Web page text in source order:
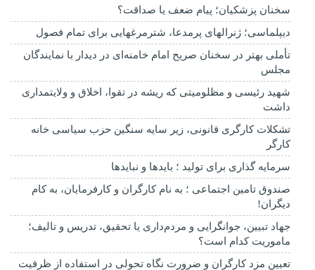
سخنان پزشکیان؛ پیام ضعف یا صداقت؟
دیپلماسی؛ ژنرالهای پرمدعا، شترمرغهایی برای تمام فصول
تأملی بهتر در سخنان صریح امام خامنه‌ای در دیدار با نمایندگان
مجلس
شهید رئیسی و مظلومیتی که ریشه در تقوا، اخلاق و ولایتمداری
داشت
تشکلات کارگری قانونی، زیر سایه سنگین حزب سیاسی خانه
کارگر
سرمایه گذاری برای تولید ؛ بایدها و نبایدها
صندوق تامین اجتماعی ؛ به نام کارگران و کارفرمایان، به کام
دیگران!
جهاد تبیین، جوانگرایی و مردم‌داری یا تحقیق، تدریس و تالیف؛
ماموریت کدام است؟
تعیین مزد کارگران و ضرورت نگاه تحولی در استفاده از ظرفیت